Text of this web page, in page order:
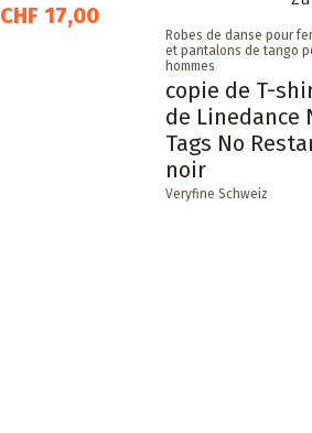
CHF 17,00
Robes de danse pour
et pantalons de tango
hommes
copie de T-
de Linedance
Tags No
noir
Veryfine Schweiz